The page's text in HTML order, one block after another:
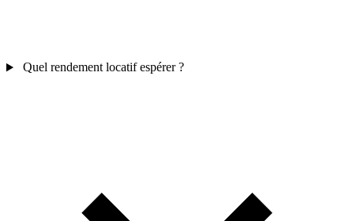
Quel rendement locatif espérer ?